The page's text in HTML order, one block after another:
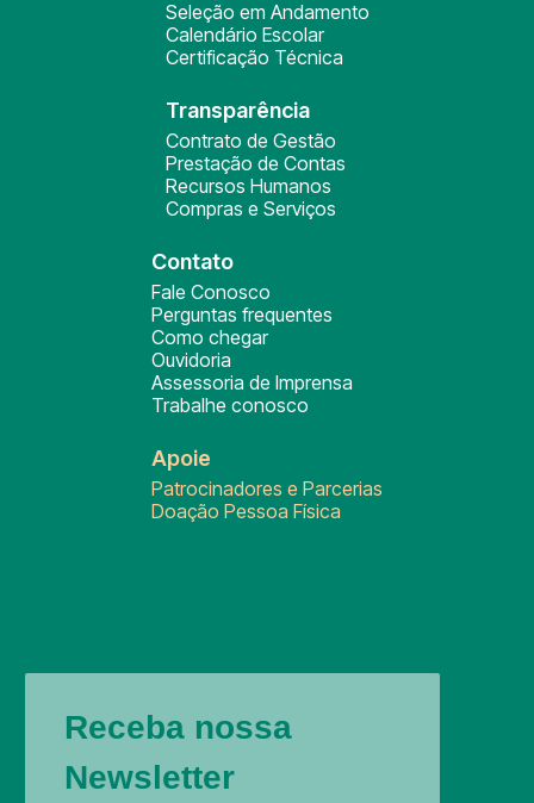
Seleção em Andamento
Calendário Escolar
Certificação Técnica
Transparência
Contrato de Gestão
Prestação de Contas
Recursos Humanos
Compras e Serviços
Contato
Fale Conosco
Perguntas frequentes
Como chegar
Ouvidoria
Assessoria de Imprensa
Trabalhe conosco
Apoie
Patrocinadores e Parcerias
Doação Pessoa Física